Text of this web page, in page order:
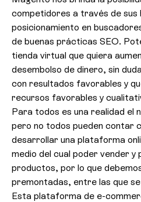
competidores a través de sus
posicionamiento en
de buenas prácticas SEO.
tienda virtual que quiera
desembolso de dinero, sin
con resultados favorables y
recursos favorables y
Para todos es una realidad el
pero no todos pueden contar
desarrollar una plataforma
medio del cual poder vender y
productos, por lo que
premontadas, entre las que
Esta plataforma de e-